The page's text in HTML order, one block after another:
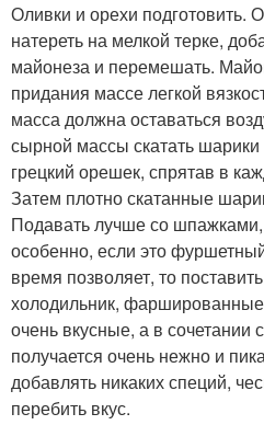
Оливки и орехи подготовить.
натереть на мелкой терке,
майонеза и перемешать.
придания массе легкой
масса должна оставаться
сырной массы скатать
грецкий орешек, спрятав в
Затем плотно скатанные
Подавать лучше со шпажками,
особенно, если это
время позволяет, то
холодильник,
очень вкусные, а в сочетании
получается очень нежно и
добавлять никаких специй,
перебить вкус.